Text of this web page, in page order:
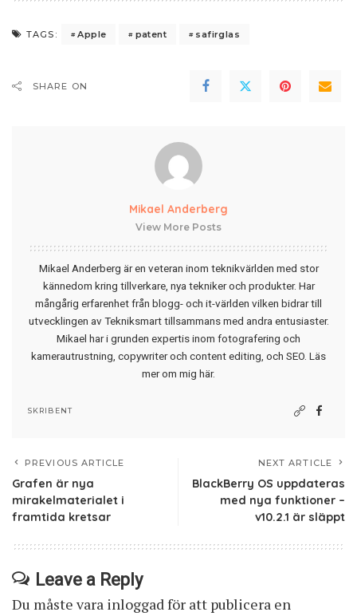
TAGS: Apple patent safirglas
SHARE ON
Mikael Anderberg
View More Posts
Mikael Anderberg är en veteran inom teknikvärlden med stor
kännedom kring tillverkare, nya tekniker och produkter. Har
mångårig erfarenhet från blogg- och it-världen vilken bidrar till
utvecklingen av Tekniksmart tillsammans med andra entusiaster.
Mikael har i grunden expertis inom fotografering och
kamerautrustning, copywriter och content editing, och SEO. Läs
mer om mig här.
SKRIBENT
PREVIOUS ARTICLE
Grafen är nya
mirakelmaterialet i
framtida kretsar
NEXT ARTICLE
BlackBerry OS uppdateras
med nya funktioner –
v10.2.1 är släppt
Leave a Reply
Du måste vara inloggadför att publicera en